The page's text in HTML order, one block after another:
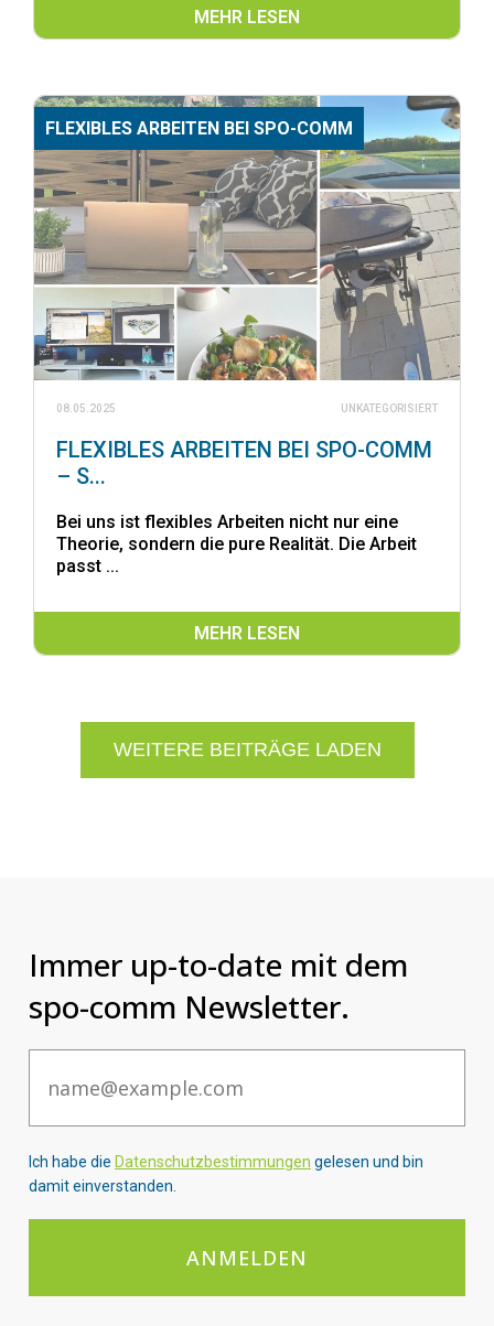
MEHR LESEN
FLEXIBLES ARBEITEN BEI SPO-COMM
08.05.2025 UNKATEGORISIERT
FLEXIBLES ARBEITEN BEI SPO-COMM
– S...
Bei uns ist flexibles Arbeiten nicht nur eine
Theorie, sondern die pure Realität. Die Arbeit
passt ...
MEHR LESEN
WEITERE BEITRÄGE LADEN
Immer up-to-date mit dem
spo-comm Newsletter.
Ich habe die Datenschutzbestimmungen gelesen und bin
damit einverstanden.
ANMELDEN